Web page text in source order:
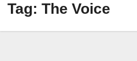
Tag: The Voice